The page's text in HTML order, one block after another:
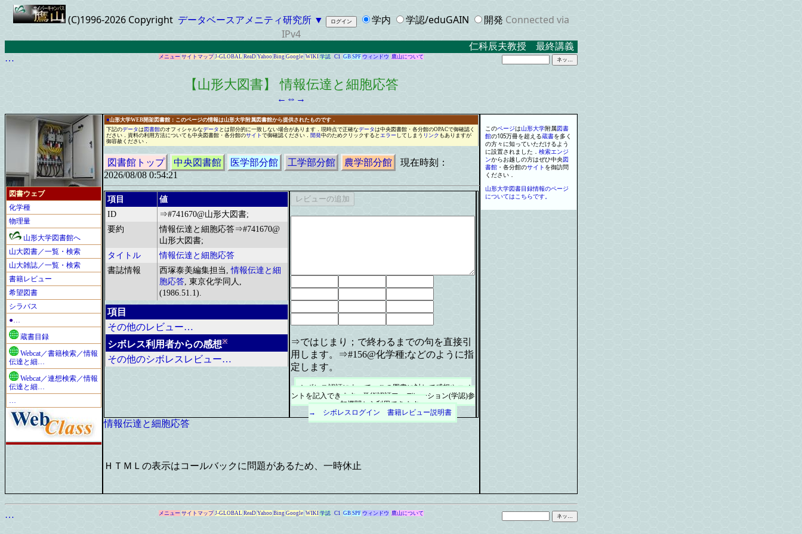
(C)1996-2026 Copyright データベースアメニティ研究所 ▼ 学内 学認/eduGAIN 開発 Connected via
IPv4
仁科辰夫教授 最終講義 ２０２３．３．１７ 米沢キャンパス中示Ａ
…
メニュー サイトマップ J-GLOBAL ReaD Yahoo Bing Google WIKI 学認 C1 GB SPF ウィンドウ 鷹山について
【山形大図書】 情報伝達と細胞応答
← ⇔ →
図書ウェブ
化学種
物理量
山形大学図書館へ
山大図書／一覧・検索
山大雑誌／一覧・検索
書籍レビュー
希望図書
シラバス
●…
蔵書目録
Webcat／書籍検索／情報
伝達と細…
Webcat／連想検索／情報
伝達と細…
…
●山形大学WEB開架図書館：このページの情報は山形大学附属図書館から提供されたものです．
下記のデータは 図書館のオフィシャルなデータ と は部分的に一致しない場合があります ． 現時点で正確なデータは中央図書館 ・ 各分館のOPACで御確認く
ださい ． 資料の利用方法についても中央図書館 ・ 各分館のサイト で御確認ください ． 開発中のためクリ ッ クすると エラー してしまう リンク もありますが
御容赦ください ．
図書館トップ 中央図書館 医学部分館 工学部分館 農学部分館
現在時刻：
2026/08/08 0:54:21
項目
値
ID
⇒#741670@山形大図書;
要約
情報伝達と細胞応答⇒#741670@
山形大図書;
タイトル
情報伝達と細胞応答
書誌情報
西塚泰美編集担当,情報伝達と細
胞応答, 東京化学同人,
(1986.51.1).
項目
その他のレビュー…
シボレス利用者からの感想※
その他のシボレスレビュー…
⇒ではじまり；で終わるまでの句を直接引
用します。⇒#156@化学種;などのように指
定します。
シボレス認証によって、この図書に対して感想やコメ
ントを記入できます。学術認証フェデレーション(学認)参
加機関から利用できます。
→ シボレスログイン
書籍レビュー説明書
情報伝達と細胞応答
ＨＴＭＬの表示はコールバックに問題があるため、一時休止
このページは山形大学附属図書
館の105万冊を超える蔵書を多く
の方々に知っていただけるよう
に設置されました ． 検索エンジ
ンからお越しの方はぜひ中央図
書館・ 各分館のサイト を御訪問
ください．
山形大学図書目録情報のページ
についてはこちらです。
… メニュー サイトマップ J-GLOBAL ReaD Yahoo Bing Google WIKI 学認 C1 GB SPF ウィンドウ 鷹山について